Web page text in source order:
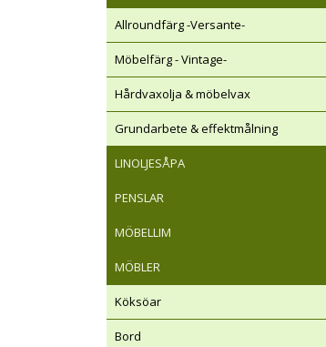
Allroundfärg -Versante-
Möbelfärg - Vintage-
Hårdvaxolja & möbelvax
Grundarbete & effektmålning
LINOLJESÅPA
PENSLAR
MÖBELLIM
MÖBLER
Köksöar
Bord